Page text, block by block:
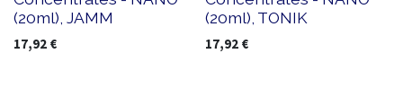
(20ml), JAMM
17,92 €
(20ml), TONIK
17,92 €